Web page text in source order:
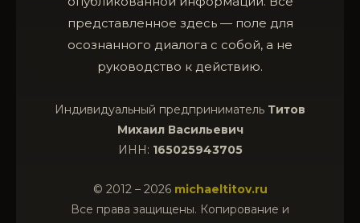
представленное здесь — поле для
осознанного диалога с собой, а не
руководство к действию.
Индивидуальный предприниматель Титов
Михаил Васильевич
ИНН: 165025943705
© 2012 – 2026 michaeltitov.ru
Все права защищены. Копирование и